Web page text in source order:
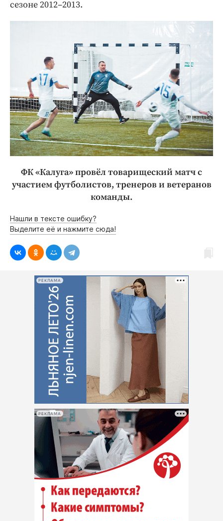
сезоне 2012–2013.
ФК «Калуга» провёл товарищеский матч с
участием футболистов, тренеров и ветеранов
команды.
Нашли в тексте ошибку?
Выделите её и нажмите сюда!
РЕКЛАМА
РЕКЛАМА